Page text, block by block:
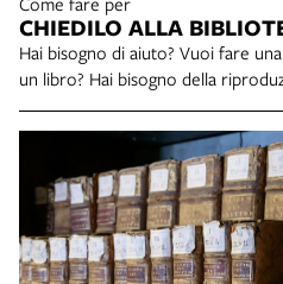
CHIEDILO ALLA
Hai bisogno di aiuto? Vuoi fare
un libro? Hai bisogno della